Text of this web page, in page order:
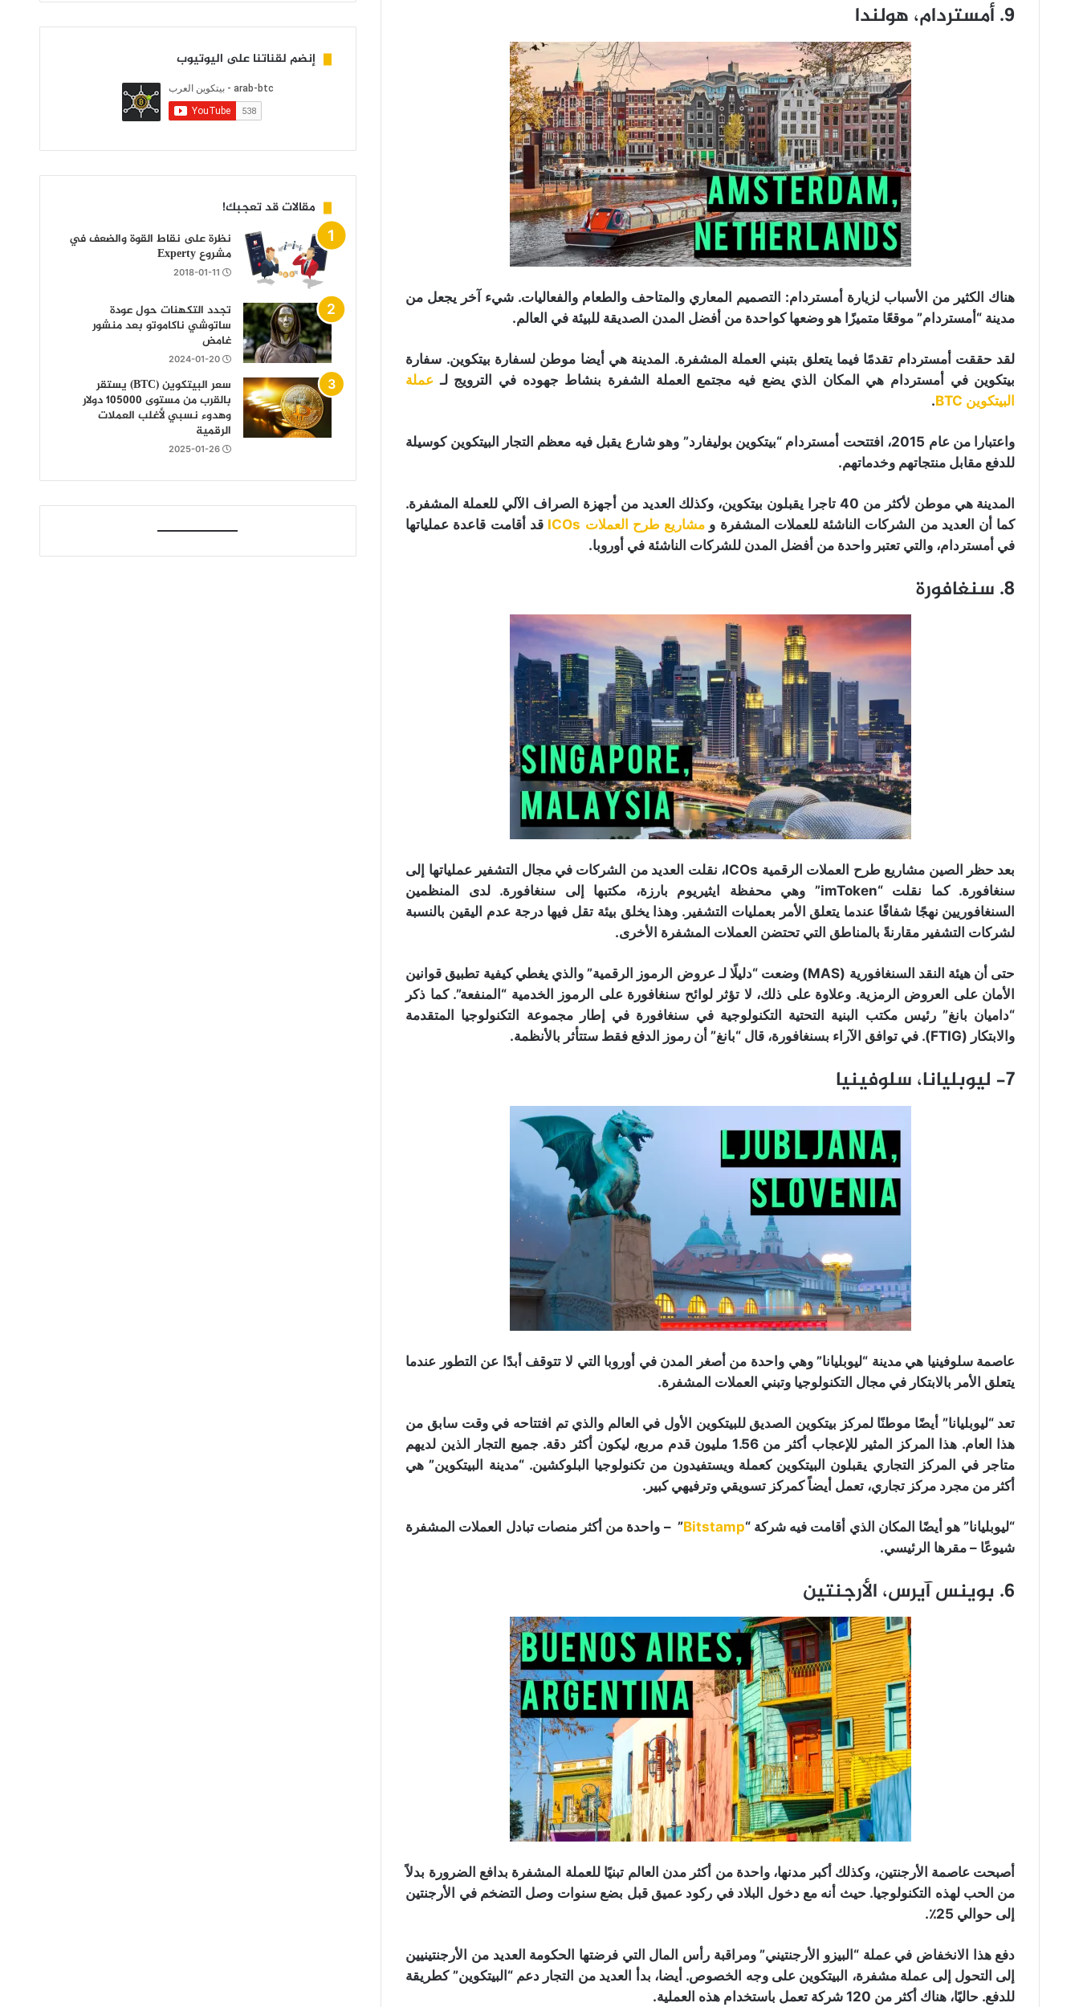
9. أمستردام، هولندا
هناك الكثير من الأسباب لزيارة أمستردام: التصميم المعاري والمتاحف والطعام والفعاليات. شيء آخر يجعل من
مدينة “أمستردام” موقعًا متميزًا هو وضعها كواحدة من أفضل المدن الصديقة للبيئة في العالم.
لقد حققت أمستردام تقدمًا فيما يتعلق بتبني العملة المشفرة. المدينة هي أيضا موطن لسفارة بيتكوين. سفارة
بيتكوين في أمستردام هي المكان الذي يضع فيه مجتمع العملة الشفرة بنشاط جهوده في الترويج لـ عملة
البيتكوين BTC
.
واعتبارا من عام 2015، افتتحت أمستردام “بيتكوين بوليفارد” وهو شارع يقبل فيه معظم التجار البيتكوين كوسيلة
للدفع مقابل منتجاتهم وخدماتهم.
المدينة هي موطن لأكثر من 40 تاجرا يقبلون بيتكوين، وكذلك العديد من أجهزة الصراف الآلي للعملة المشفرة.
كما أن العديد من الشركات الناشئة للعملات المشفرة و مشاريع طرح العملات ICOs
قد أقامت قاعدة عملياتها
في أمستردام، والتي تعتبر واحدة من أفضل المدن للشركات الناشئة في أوروبا.
8. سنغافورة
بعد حظر الصين مشاريع طرح العملات الرقمية ICOs، نقلت العديد من الشركات في مجال التشفير عملياتها إلى
سنغافورة. كما نقلت “imToken” وهي محفظة ايثيريوم بارزة، مكتبها إلى سنغافورة. لدى المنظمين
السنغافوريين نهجًا شفافًا عندما يتعلق الأمر بعمليات التشفير. وهذا يخلق بيئة تقل فيها درجة عدم اليقين بالنسبة
لشركات التشفير مقارنةً بالمناطق التي تحتضن العملات المشفرة الأخرى.
حتى أن هيئة النقد السنغافورية (MAS) وضعت “دليلًا لـ عروض الرموز الرقمية” والذي يغطي كيفية تطبيق قوانين
الأمان على العروض الرمزية. وعلاوة على ذلك، لا تؤثر لوائح سنغافورة على الرموز الخدمية “المنفعة”. كما ذكر
“داميان بانغ” رئيس مكتب البنية التحتية التكنولوجية في سنغافورة في إطار مجموعة التكنولوجيا المتقدمة
والابتكار (FTIG). في توافق الآراء بسنغافورة، قال “بانغ” أن رموز الدفع فقط ستتأثر بالأنظمة.
7- ليوبليانا، سلوفينيا
عاصمة سلوفينيا هي مدينة “ليوبليانا” وهي واحدة من أصغر المدن في أوروبا التي لا تتوقف أبدًا عن التطور عندما
يتعلق الأمر بالابتكار في مجال التكنولوجيا وتبني العملات المشفرة.
تعد “ليوبليانا” أيضًا موطنًا لمركز بيتكوين الصديق للبيتكوين الأول في العالم والذي تم افتتاحه في وقت سابق من
هذا العام. هذا المركز المثير للإعجاب أكثر من 1.56 مليون قدم مربع، ليكون أكثر دقة. جميع التجار الذين لديهم
متاجر في المركز التجاري يقبلون البيتكوين كعملة ويستفيدون من تكنولوجيا البلوكشين. “مدينة البيتكوين” هي
أكثر من مجرد مركز تجاري، تعمل أيضاً كمركز تسويقي وترفيهي كبير.
“ليوبليانا” هو أيضًا المكان الذي أقامت فيه شركة “Bitstamp” – واحدة من أكثر منصات تبادل العملات المشفرة
شيوعًا – مقرها الرئيسي.
6. بوينس آيرس، الأرجنتين
أصبحت عاصمة الأرجنتين، وكذلك أكبر مدنها، واحدة من أكثر مدن العالم تبنيًا للعملة المشفرة بدافع الضرورة بدلاً
من الحب لهذه التكنولوجيا. حيث أنه مع دخول البلاد في ركود عميق قبل بضع سنوات وصل التضخم في الأرجنتين
إلى حوالي 25٪.
دفع هذا الانخفاض في عملة “البيزو الأرجنتيني” ومراقبة رأس المال التي فرضتها الحكومة العديد من الأرجنتينيين
إلى التحول إلى عملة مشفرة، البيتكوين على وجه الخصوص. أيضا، بدأ العديد من التجار دعم “البيتكوين” كطريقة
للدفع. حاليًا، هناك أكثر من 120 شركة تعمل باستخدام هذه العملية.
إنضم لقناتنا على اليوتيوب
مقالات قد تعجبك!
نظرة على نقاط القوة والضعف في
مشروع Experty
2018-01-11
تجدد التكهنات حول عودة
ساتوشي ناكاموتو بعد منشور
غامض
2024-01-20
سعر البيتكوين (BTC) يستقر
بالقرب من مستوى 105000 دولار
وهدوء نسبي لأغلب العملات
الرقمية
2025-01-26